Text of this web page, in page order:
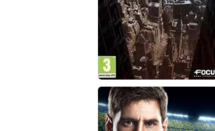
Journey to the